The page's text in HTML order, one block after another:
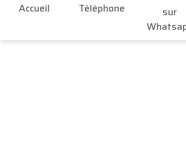
Accueil Téléphone
sur